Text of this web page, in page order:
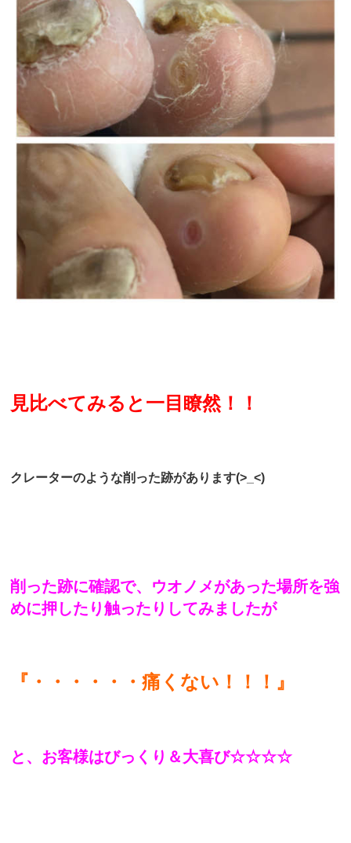
見比べてみると一目瞭然！！
クレーターのような削った跡があります(>_<)
削った跡に確認で、ウオノメがあった場所を強
めに押したり触ったりしてみましたが
『・・・・・・痛くない！！！』
と、お客様はびっくり＆大喜び☆☆☆☆